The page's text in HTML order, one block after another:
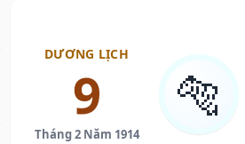
DƯƠNG LỊCH
9
Tháng 2 Năm 1914
🐅